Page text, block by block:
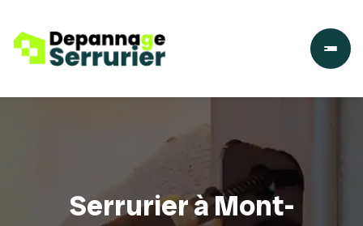
Serrurier à Mont-